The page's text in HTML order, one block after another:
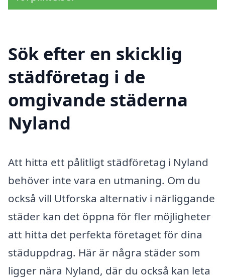
Sök efter en skicklig
städföretag i de
omgivande städerna
Nyland
Att hitta ett pålitligt städföretag i Nyland
behöver inte vara en utmaning. Om du
också vill Utforska alternativ i närliggande
städer kan det öppna för fler möjligheter
att hitta det perfekta företaget för dina
städuppdrag. Här är några städer som
ligger nära Nyland, där du också kan leta